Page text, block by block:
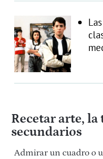
Recetar arte,
secundarios
Admirar un cuadro o